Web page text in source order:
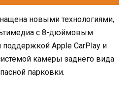
новыми технологиями,
с 8-дюймовым
Apple CarPlay и
камеры заднего вида
парковки.